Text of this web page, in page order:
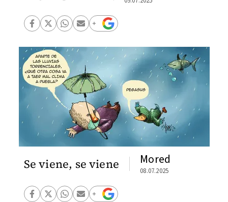
Se viene, se viene Mored
08.07.2025